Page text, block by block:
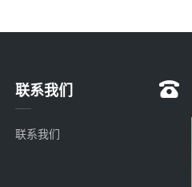
联系我们
联系我们